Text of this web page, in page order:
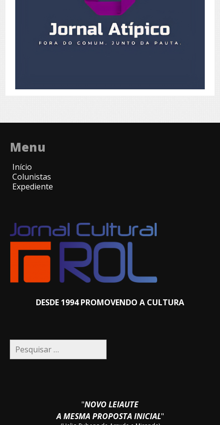
Menu
Início
Colunistas
Expediente
DESDE 1994 PROMOVENDO A CULTURA
Pesquisar
por:
"NOVO LEIAUTE
A MESMA PROPOSTA INICIAL"